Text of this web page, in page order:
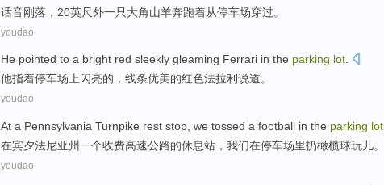
话音刚落， 20英尺外一只大角山羊奔跑着从停车场穿过。
youdao
He pointed to a bright red sleekly gleaming Ferrari in the parking lot.
他指着停车场上闪亮的，线条优美的红色法拉利说道。
youdao
At a Pennsylvania Turnpike rest stop we tossed a football in the parking lot
在宾夕法尼亚州一个收费高速公路的休息站 ， 我们在停车场里扔橄榄球玩儿。
youdao